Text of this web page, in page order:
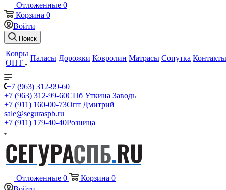
Отложенные 0
Корзина 0
Войти
Поиск
Ковры
ОПТ
Паласы Дорожки Ковролин Матрасы Сопутка Контакты
+7 (963) 312-99-60
+7 (963) 312-99-60СПб Уткина Заводь
+7 (911) 160-00-73Опт Дмитрий
sale@seguraspb.ru
+7 (911) 179-40-40Розница
Отложенные 0 Корзина 0